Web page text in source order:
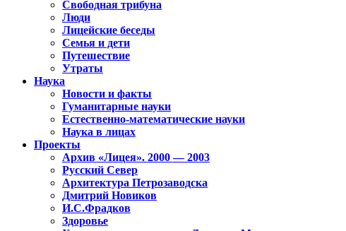
Свободная трибуна
Люди
Лицейские беседы
Семья и дети
Путешествие
Утраты
Наука
Новости и факты
Гуманитарные науки
Естественно-математические науки
Наука в лицах
Проекты
Архив «Лицея». 2000 — 2003
Русский Север
Архитектура Петрозаводска
Дмитрий Новиков
И.С.Фрадков
Здоровье